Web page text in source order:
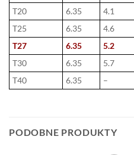
T20
6.35 4.1
T25
6.35 4.6
T27
6.35 5.2
T30
6.35 5.7
T40
6.35 –
PODOBNE PRODUKTY